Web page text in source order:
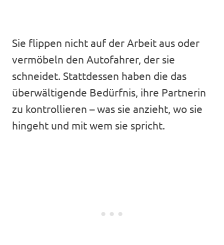
Sie flippen nicht auf der Arbeit aus oder
vermöbeln den Autofahrer, der sie
schneidet. Stattdessen haben die das
überwältigende Bedürfnis, ihre Partnerin
zu kontrollieren – was sie anzieht, wo sie
hingeht und mit wem sie spricht.